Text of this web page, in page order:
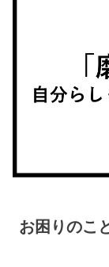
お困りのこ